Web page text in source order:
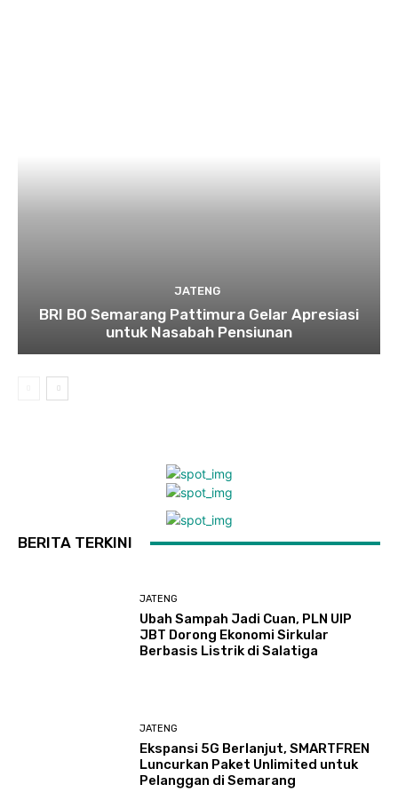
JATENG
BRI BO Semarang Pattimura Gelar Apresiasi
untuk Nasabah Pensiunan
BERITA TERKINI
JATENG
Ubah Sampah Jadi Cuan, PLN UIP
JBT Dorong Ekonomi Sirkular
Berbasis Listrik di Salatiga
JATENG
Ekspansi 5G Berlanjut, SMARTFREN
Luncurkan Paket Unlimited untuk
Pelanggan di Semarang